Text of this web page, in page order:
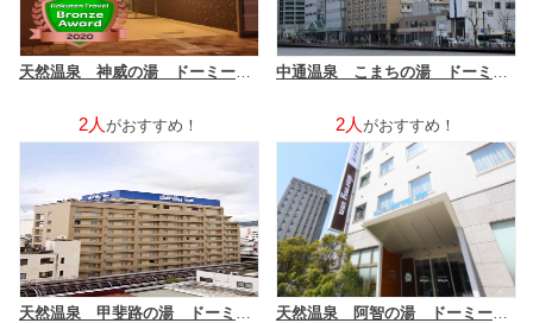
天然温泉 神威の湯 ドーミーイン旭川（ドーミーイン・御宿野乃 ホテルズグループ） 中通温泉 こまちの湯 ドーミーイン秋田（ドーミーイン・御宿野乃 ホテルズグループ）
2人 がおすすめ！
天然温泉 甲斐路の湯 ドーミーイン甲府
2人 がおすすめ！
天然温泉 阿智の湯 ドーミーイン倉敷